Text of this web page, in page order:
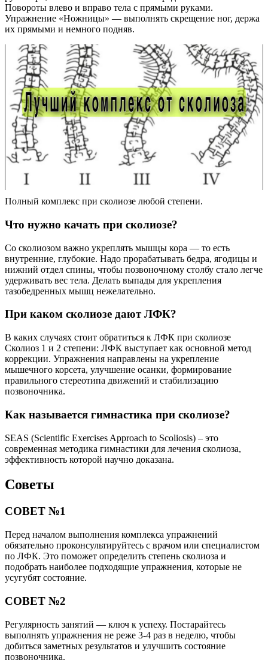
Повороты влево и вправо тела с прямыми руками.
Упражнение «Ножницы» — выполнять скрещение ног, держа
их прямыми и немного подняв.
Полный комплекс при сколиозе любой степени.
Что нужно качать при сколиозе?
Со сколиозом важно укреплять мышцы кора — то есть
внутренние, глубокие. Надо прорабатывать бедра, ягодицы и
нижний отдел спины, чтобы позвоночному столбу стало легче
удерживать вес тела. Делать выпады для укрепления
тазобедренных мышц нежелательно.
При каком сколиозе дают ЛФК?
В каких случаях стоит обратиться к ЛФК при сколиозе
Сколиоз 1 и 2 степени: ЛФК выступает как основной метод
коррекции. Упражнения направлены на укрепление
мышечного корсета, улучшение осанки, формирование
правильного стереотипа движений и стабилизацию
позвоночника.
Как называется гимнастика при сколиозе?
SEAS (Scientific Exercises Approach to Scoliosis) – это
современная методика гимнастики для лечения сколиоза,
эффективность которой научно доказана.
Советы
СОВЕТ №1
Перед началом выполнения комплекса упражнений
обязательно проконсультируйтесь с врачом или специалистом
по ЛФК. Это поможет определить степень сколиоза и
подобрать наиболее подходящие упражнения, которые не
усугубят состояние.
СОВЕТ №2
Регулярность занятий — ключ к успеху. Постарайтесь
выполнять упражнения не реже 3-4 раз в неделю, чтобы
добиться заметных результатов и улучшить состояние
позвоночника.